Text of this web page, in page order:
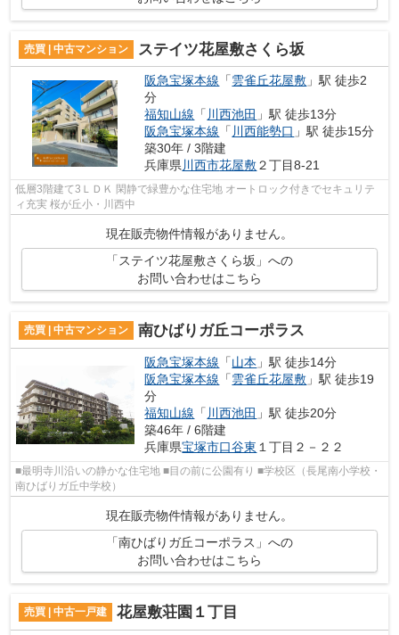
売買 | 中古マンション ステイツ花屋敷さくら坂
阪急宝塚本線 「雲雀丘花屋敷 」駅 徒歩2
分
福知山線 「 川西池田 」駅 徒歩13分
阪急宝塚本線 「 川西能勢口 」駅 徒歩15分
築30年 / 3階建
兵庫県川西市花屋敷２丁目8-21
低層3階建て3ＬＤＫ 閑静で緑豊かな住宅地 オートロック付きでセキュリテ
ィ充実 桜が丘小・川西中
現在販売物件情報がありません。
「ステイツ花屋敷さくら坂」への
お問い合わせはこちら
売買 | 中古マンション 南ひばりガ丘コーポラス
阪急宝塚本線 「山本 」駅 徒歩14分
阪急宝塚本線 「雲雀丘花屋敷 」駅 徒歩19
分
福知山線 「 川西池田 」駅 徒歩20分
築46年 / 6階建
兵庫県宝塚市口谷東 １丁目２－２２
■最明寺川沿いの静かな住宅地 ■目の前に公園有り ■学校区（長尾南小学校・
南ひばりガ丘中学校）
現在販売物件情報がありません。
「南ひばりガ丘コーポラス」への
お問い合わせはこちら
売買 | 中古一戸建 花屋敷荘園１丁目